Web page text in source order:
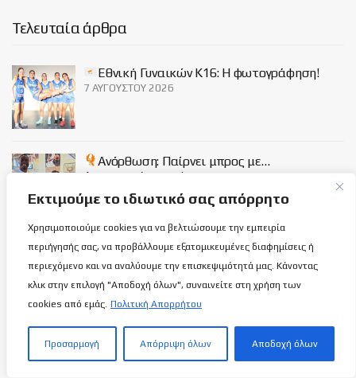
Εκτιμούμε το ιδιωτικό σας απόρρητο
Χρησιμοποιούμε cookies για να βελτιώσουμε την εμπειρία
περιήγησής σας, να προβάλλουμε εξατομικευμένες διαφημίσεις ή
περιεχόμενο και να αναλύουμε την επισκεψιμότητά μας. Κάνοντας
κλικ στην επιλογή "Αποδοχή όλων", συναινείτε στη χρήση των
cookies από εμάς. Πολιτική Απορρήτου
Προσαρμογή Απόρριψη όλων Αποδοχή όλων
Τελευταία άρθρα
Εθνική Γυναικών Κ16: Η φωτογράφηση!
7 ΑΥΓΟΎΣΤΟΥ 2026
Ανόρθωση: Παίρνει μπρος με…
Αντετοκούμπρος!
7 ΑΥΓΟΎΣΤΟΥ 2026
Κροατία-Κύπρος 107-33: Ναι μεν δεν
υπήρχαν ιδιαίτερες απαιτήσεις αλλά ήταν…
φοϊτσιάρικο!
7 ΑΥΓΟΎΣΤΟΥ 2026
Social